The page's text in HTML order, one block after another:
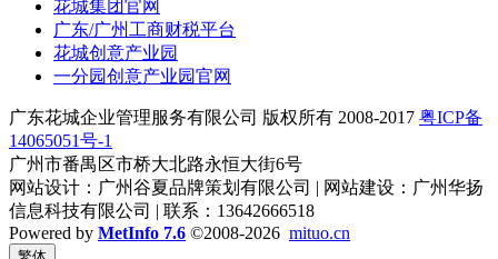
花城集团官网
广东/广州工商财税平台
花城创意产业园
一分园创意产业园官网
广东花城企业管理服务有限公司 版权所有 2008-2017 粤ICP备
14065051号-1
广州市番禺区市桥大北路永恒大街6号
网站设计：广州谷夏品牌策划有限公司 | 网站建设：广州华扬
信息科技有限公司 | 联系：13642666518
Powered by MetInfo 7.6 ©2008-2026 mituo.cn